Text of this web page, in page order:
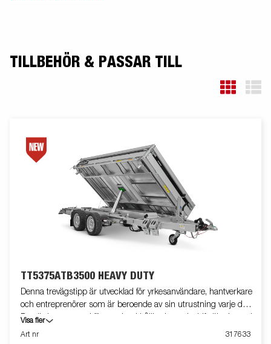
TILLBEHÖR & PASSAR TILL
TT5375ATB3500 HEAVY DUTY
Denna trevägstipp är utvecklad för yrkesanvändare, hantverkare
och entreprenörer som är beroende av sin utrustning varje dag.
Den är konstruerad för maximal hållbarhet och driftsäkerhet och
har en unik Heavy Duty-rörkonstruktion som ger en extremt
Visa fler
Art nr
317633